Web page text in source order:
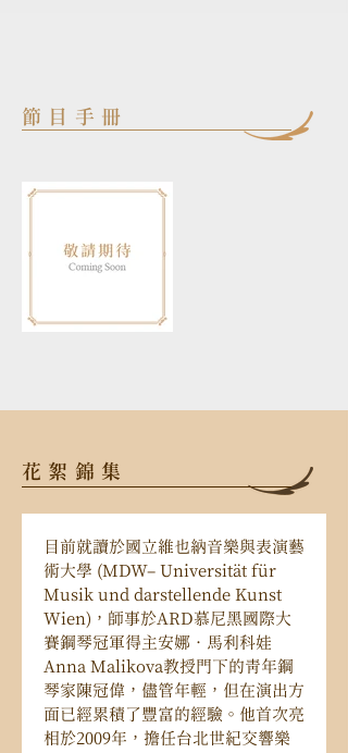
節目手冊
花絮錦集
目前就讀於國立維也納音樂與表演藝
術大學 (MDW– Universität für
Musik und darstellende Kunst
Wien)，師事於ARD慕尼黑國際大
賽鋼琴冠軍得主安娜．馬利科娃
Anna Malikova教授門下的青年鋼
琴家陳冠偉，儘管年輕，但在演出方
面已經累積了豐富的經驗。他首次亮
相於2009年，擔任台北世紀交響樂